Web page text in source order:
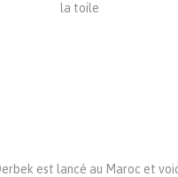
la toile
est lancé au Maroc et